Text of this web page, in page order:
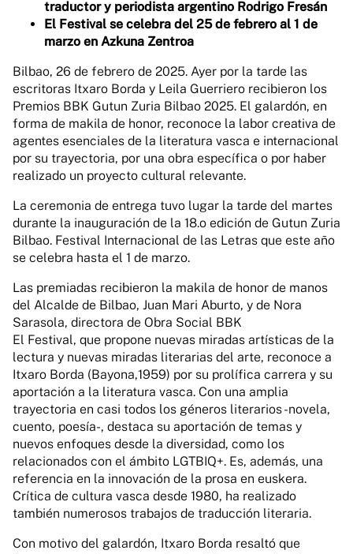
traductor y periodista argentino Rodrigo Fresán
El Festival se celebra del 25 de febrero al 1 de
marzo en Azkuna Zentroa
Bilbao, 26 de febrero de 2025. Ayer por la tarde las
escritoras Itxaro Borda y Leila Guerriero recibieron los
Premios BBK Gutun Zuria Bilbao 2025. El galardón, en
forma de makila de honor, reconoce la labor creativa de
agentes esenciales de la literatura vasca e internacional
por su trayectoria, por una obra específica o por haber
realizado un proyecto cultural relevante.
La ceremonia de entrega tuvo lugar la tarde del martes
durante la inauguración de la 18.o edición de Gutun Zuria
Bilbao. Festival Internacional de las Letras que este año
se celebra hasta el 1 de marzo.
Las premiadas recibieron la makila de honor de manos
del Alcalde de Bilbao, Juan Mari Aburto, y de Nora
Sarasola, directora de Obra Social BBK
El Festival, que propone nuevas miradas artísticas de la
lectura y nuevas miradas literarias del arte, reconoce a
Itxaro Borda (Bayona,1959) por su prolífica carrera y su
aportación a la literatura vasca. Con una amplia
trayectoria en casi todos los géneros literarios -novela,
cuento, poesía-, destaca su aportación de temas y
nuevos enfoques desde la diversidad, como los
relacionados con el ámbito LGTBIQ+. Es, además, una
referencia en la innovación de la prosa en euskera.
Crítica de cultura vasca desde 1980, ha realizado
también numerosos trabajos de traducción literaria.
Con motivo del galardón, Itxaro Borda resaltó que